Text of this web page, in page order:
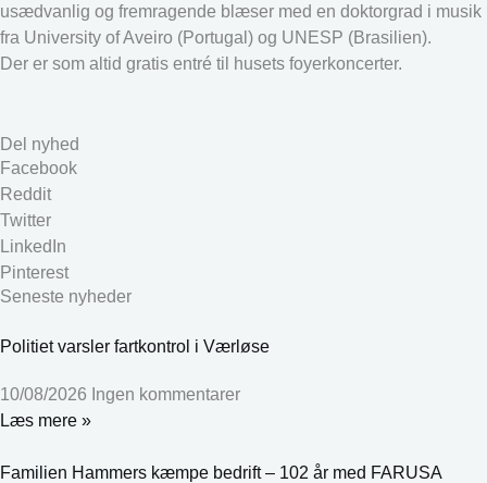
usædvanlig og fremragende blæser med en doktorgrad i musik
fra University of Aveiro (Portugal) og UNESP (Brasilien).
Der er som altid gratis entré til husets foyerkoncerter.
Del nyhed
Facebook
Reddit
Twitter
LinkedIn
Pinterest
Seneste nyheder
Politiet varsler fartkontrol i Værløse
10/08/2026 Ingen kommentarer
Læs mere »
Familien Hammers kæmpe bedrift – 102 år med FARUSA